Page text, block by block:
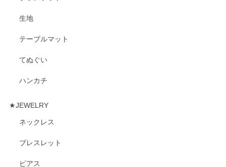
生地
テーブルマット
てぬぐい
ハンカチ
★JEWELRY
ネックレス
ブレスレット
ピアス